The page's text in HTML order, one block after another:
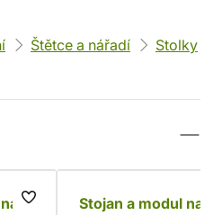
Štětce a nářadí
Stolky
Stojan a modul na